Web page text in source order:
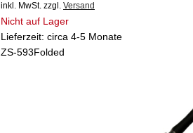
inkl. MwSt. zzgl. Versand
Nicht auf Lager
Lieferzeit: circa 4-5 Monate
ZS-593Folded